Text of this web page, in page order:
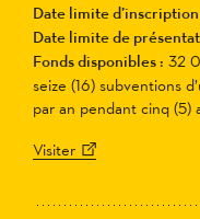
Date limite
Date limite de
Fonds disponibles : 32
seize (16) subventions
par an pendant cinq (5)
Visiter